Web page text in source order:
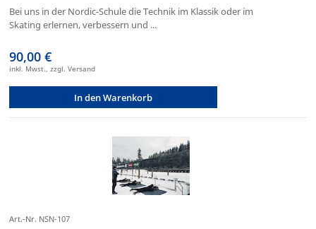
Bei uns in der Nordic-Schule die Technik im Klassik oder im
Skating erlernen, verbessern und ...
90,00 €
inkl. Mwst., zzgl. Versand
In den Warenkorb
Art.-Nr. NSN-107